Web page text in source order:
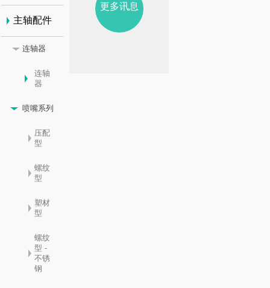
更多讯息
主轴配件
连轴器
连轴
器
喷嘴系列
压配
型
螺纹
型
塑材
型
螺纹
型 -
不锈
钢